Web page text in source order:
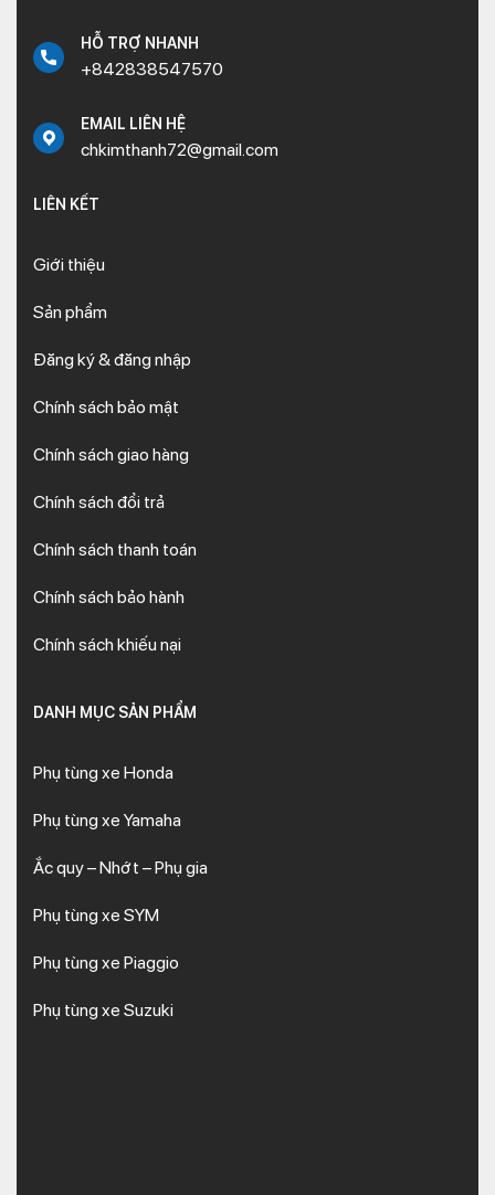
HỖ TRỢ NHANH
+842838547570
EMAIL LIÊN HỆ
chkimthanh72@gmail.com
LIÊN KẾT
Giới thiệu
Sản phẩm
Đăng ký & đăng nhập
Chính sách bảo mật
Chính sách giao hàng
Chính sách đổi trả
Chính sách thanh toán
Chính sách bảo hành
Chính sách khiếu nại
DANH MỤC SẢN PHẨM
Phụ tùng xe Honda
Phụ tùng xe Yamaha
Ắc quy – Nhớt – Phụ gia
Phụ tùng xe SYM
Phụ tùng xe Piaggio
Phụ tùng xe Suzuki